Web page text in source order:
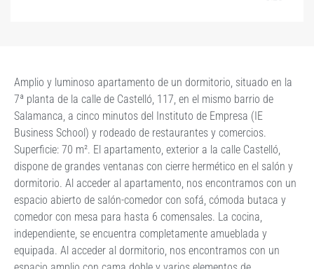
Amplio y luminoso apartamento de un dormitorio, situado en la
7ª planta de la calle de Castelló, 117, en el mismo barrio de
Salamanca, a cinco minutos del Instituto de Empresa (IE
Business School) y rodeado de restaurantes y comercios.
Superficie: 70 m². El apartamento, exterior a la calle Castelló,
dispone de grandes ventanas con cierre hermético en el salón y
dormitorio. Al acceder al apartamento, nos encontramos con un
espacio abierto de salón-comedor con sofá, cómoda butaca y
comedor con mesa para hasta 6 comensales. La cocina,
independiente, se encuentra completamente amueblada y
equipada. Al acceder al dormitorio, nos encontramos con un